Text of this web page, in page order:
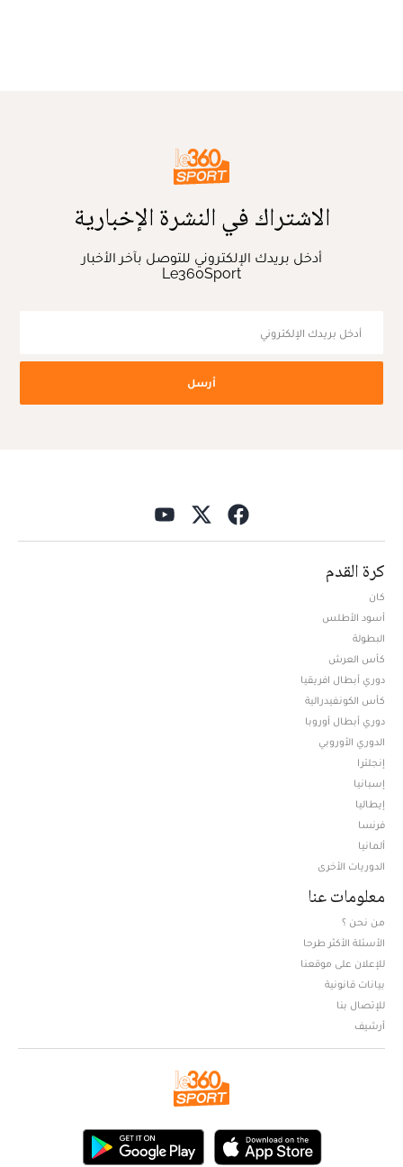
الاشتراك في النشرة الإخبارية
أدخل بريدك الإلكتروني للتوصل بآخر الأخبار
Le360Sport
أرسل
كرة القدم
كان
أسود الأطلس
البطولة
كأس العرش
دوري أبطال افريقيا
كأس الكونفيدرالية
دوري أبطال أوروبا
الدوري الأوروبي
إنجلترا
إسبانيا
إيطاليا
فرنسا
ألمانيا
الدوريات الأخرى
معلومات عنا
من نحن ؟
الأسئلة الأكثر طرحا
للإعلان على موقعنا
بيانات قانونية
للإتصال بنا
أرشيف